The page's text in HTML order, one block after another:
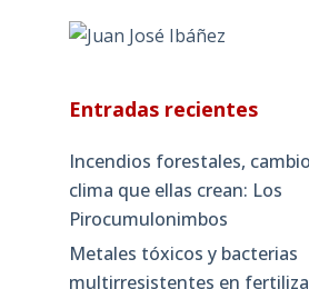
Entradas recientes
Incendios forestales,
clima que ellas crean: Los
Pirocumulonimbos
Metales tóxicos y bacterias
multirresistentes en